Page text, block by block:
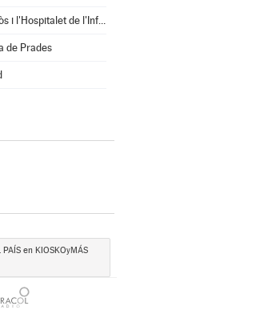
Vandellòs i l'Hospitalet de l'Infant
de Prades
PAÍS en KIOSKOyMÁS